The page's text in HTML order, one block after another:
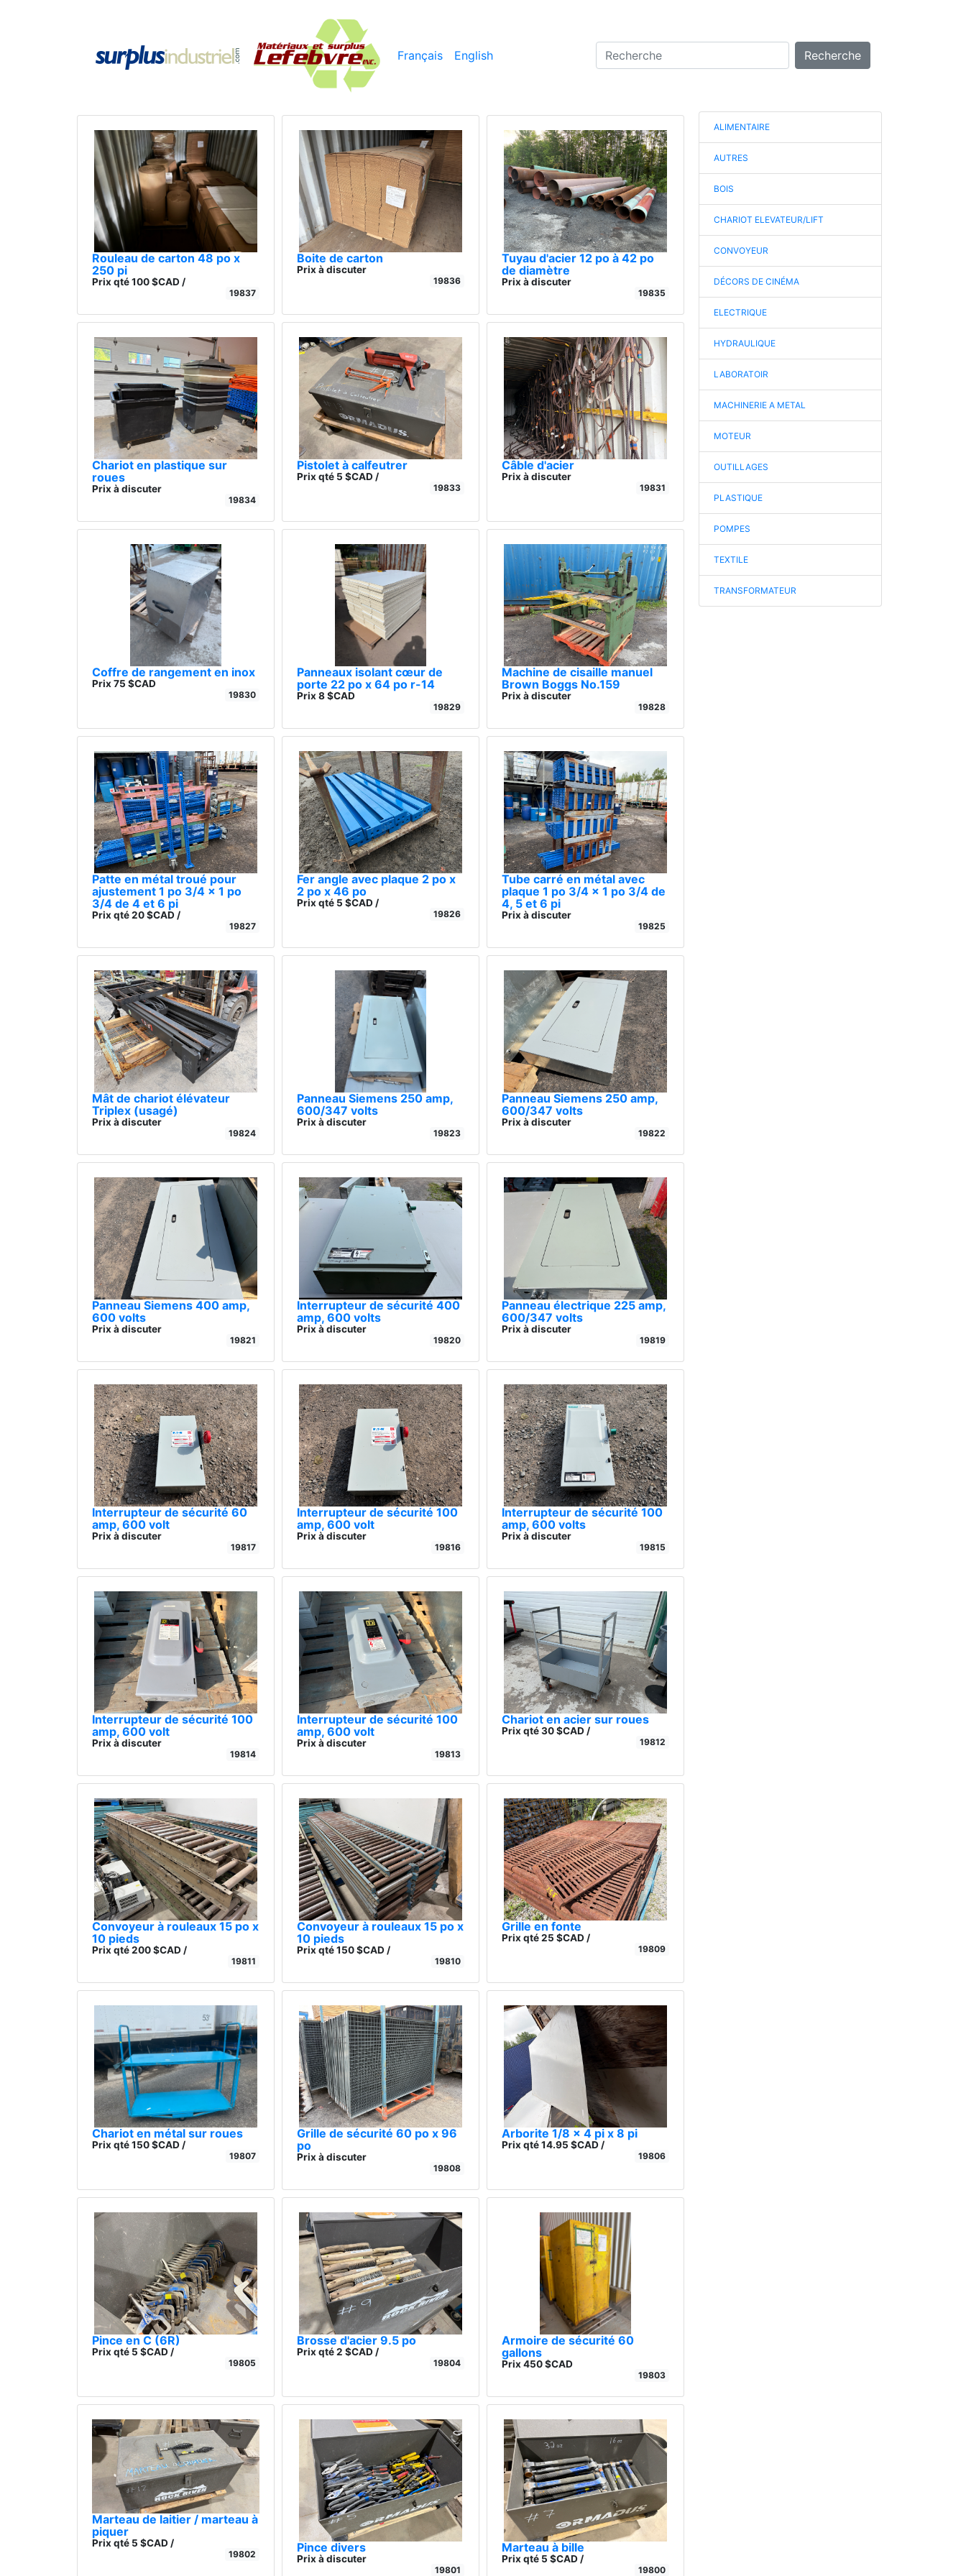
Français English Recherche
Rouleau de carton 48 po x
250 pi
Prix qté 100 $CAD /
19837
Boite de carton
Prix à discuter
19836
Tuyau d'acier 12 po à 42 po
de diamètre
Prix à discuter
19835
Chariot en plastique sur
roues
Prix à discuter
19834
Pistolet à calfeutrer
Prix qté 5 $CAD /
19833
Câble d'acier
Prix à discuter
19831
Coffre de rangement en inox
Prix 75 $CAD
19830
Panneaux isolant cœur de
porte 22 po x 64 po r-14
Prix 8 $CAD
19829
Machine de cisaille manuel
Brown Boggs No.159
Prix à discuter
19828
Patte en métal troué pour
ajustement 1 po 3/4 x 1 po
3/4 de 4 et 6 pi
Prix qté 20 $CAD /
19827
Fer angle avec plaque 2 po x
2 po x 46 po
Prix qté 5 $CAD /
19826
Tube carré en métal avec
plaque 1 po 3/4 x 1 po 3/4 de
4, 5 et 6 pi
Prix à discuter
19825
Mât de chariot élévateur
Triplex (usagé)
Prix à discuter
19824
Panneau Siemens 250 amp,
600/347 volts
Prix à discuter
19823
Panneau Siemens 250 amp,
600/347 volts
Prix à discuter
19822
Panneau Siemens 400 amp,
600 volts
Prix à discuter
19821
Interrupteur de sécurité 400
amp, 600 volts
Prix à discuter
19820
Panneau électrique 225 amp,
600/347 volts
Prix à discuter
19819
Interrupteur de sécurité 60
amp, 600 volt
Prix à discuter
19817
Interrupteur de sécurité 100
amp, 600 volt
Prix à discuter
19816
Interrupteur de sécurité 100
amp, 600 volts
Prix à discuter
19815
Interrupteur de sécurité 100
amp, 600 volt
Prix à discuter
19814
Interrupteur de sécurité 100
amp, 600 volt
Prix à discuter
19813
Chariot en acier sur roues
Prix qté 30 $CAD /
19812
Convoyeur à rouleaux 15 po x
10 pieds
Prix qté 200 $CAD /
19811
Convoyeur à rouleaux 15 po x
10 pieds
Prix qté 150 $CAD /
19810
Grille en fonte
Prix qté 25 $CAD /
19809
Chariot en métal sur roues
Prix qté 150 $CAD /
19807
Grille de sécurité 60 po x 96
po
Prix à discuter
19808
Arborite 1/8 x 4 pi x 8 pi
Prix qté 14.95 $CAD /
19806
Pince en C (6R)
Prix qté 5 $CAD /
19805
Brosse d'acier 9.5 po
Prix qté 2 $CAD /
19804
Armoire de sécurité 60
gallons
Prix 450 $CAD
19803
Marteau de laitier / marteau à
piquer
Prix qté 5 $CAD /
19802 Pince divers
Prix à discuter
19801
Marteau à bille
Prix qté 5 $CAD /
19800
ALIMENTAIRE
AUTRES
BOIS
CHARIOT ELEVATEUR/LIFT
CONVOYEUR
DÉCORS DE CINÉMA
ELECTRIQUE
HYDRAULIQUE
LABORATOIR
MACHINERIE A METAL
MOTEUR
OUTILLAGES
PLASTIQUE
POMPES
TEXTILE
TRANSFORMATEUR